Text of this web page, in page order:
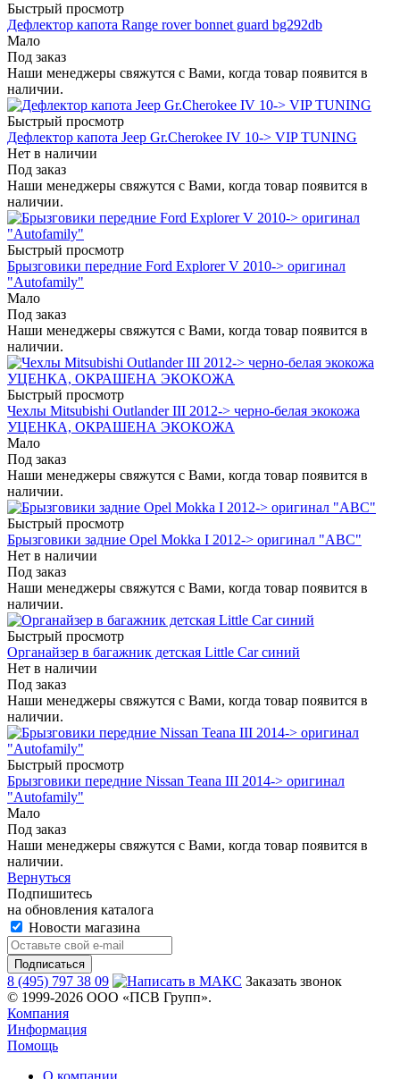
Быстрый просмотр
Дефлектор капота Range rover bonnet guard bg292db
Мало
Под заказ
Наши менеджеры свяжутся с Вами, когда товар появится в
наличии.
Быстрый просмотр
Дефлектор капота Jeep Gr.Cherokee IV 10-> VIP TUNING
Нет в наличии
Под заказ
Наши менеджеры свяжутся с Вами, когда товар появится в
наличии.
Быстрый просмотр
Брызговики передние Ford Explorer V 2010-> оригинал
"Autofamily"
Мало
Под заказ
Наши менеджеры свяжутся с Вами, когда товар появится в
наличии.
Быстрый просмотр
Чехлы Mitsubishi Outlander III 2012-> черно-белая экокожа
УЦЕНКА, ОКРАШЕНА ЭКОКОЖА
Мало
Под заказ
Наши менеджеры свяжутся с Вами, когда товар появится в
наличии.
Быстрый просмотр
Брызговики задние Opel Mokka I 2012-> оригинал "АВС"
Нет в наличии
Под заказ
Наши менеджеры свяжутся с Вами, когда товар появится в
наличии.
Быстрый просмотр
Органайзер в багажник детская Little Car синий
Нет в наличии
Под заказ
Наши менеджеры свяжутся с Вами, когда товар появится в
наличии.
Быстрый просмотр
Брызговики передние Nissan Teana III 2014-> оригинал
"Autofamily"
Мало
Под заказ
Наши менеджеры свяжутся с Вами, когда товар появится в
наличии.
Вернуться
Подпишитесь
на обновления каталога
Новости магазина
8 (495) 797 38 09
Заказать звонок
© 1999-2026 ООО «ПСВ Групп».
Компания
Информация
Помощь